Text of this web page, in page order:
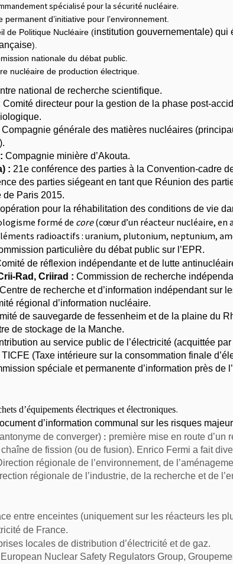
spécialisé pour la sécurité nucléaire.
permanent d’initiative pour l’environnement.
de Politique Nucléaire (institution gouvernementale)
).
nationale du débat public.
nucléaire de production électrique.
national de recherche scientifique.
Comité directeur pour la gestion de la phase post-
Compagnie générale des matières nucléaires
Compagnie minière d’Akouta.
: 21e conférence des parties à la Convention-cadre
des parties siégeant en tant que Réunion des
de Paris 2015.
pour la réhabilitation des conditions de vie
formé de core(cœur d’un réacteur nucléaire, en
radioactifs : uranium, plutonium, neptunium,
particulière du débat public sur l’EPR.
de réflexion indépendante et de lutte
Rad, Criirad : Commission de recherche
Centre de recherche et d’information indépendant sur
régional d’information nucléaire.
de sauvegarde de fessenheim et de la plaine du
de stockage de la Manche.
au service public de l’électricité (acquittée
TICFE (Taxe intérieure sur la consommation finale
spéciale et permanente d’information près de
d’équipements électriques et électroniques.
d’information communal sur les risques
de converger) : première mise en route d’un
de fission (ou de fusion). Enrico Fermi a fait
régionale de l’environnement, de
régionale de l’industrie, de la recherche et de
entre enceintes (uniquement sur les réacteurs les
de France.
locales de distribution d’électricité et de gaz.
European Nuclear Safety Regulators Group,